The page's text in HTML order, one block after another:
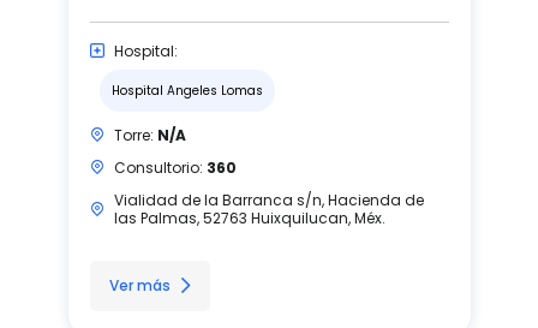
Hospital:
Hospital Angeles Lomas
Torre: N/A
Consultorio: 360
Vialidad de la Barranca s/n, Hacienda de
las Palmas, 52763 Huixquilucan, Méx.
Ver más